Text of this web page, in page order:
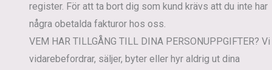
register. För att ta bort dig som kund krävs att du inte har
några obetalda fakturor hos oss.
VEM HAR TILLGÅNG TILL DINA PERSONUPPGIFTER? Vi
vidarebefordrar, säljer, byter eller hyr aldrig ut dina